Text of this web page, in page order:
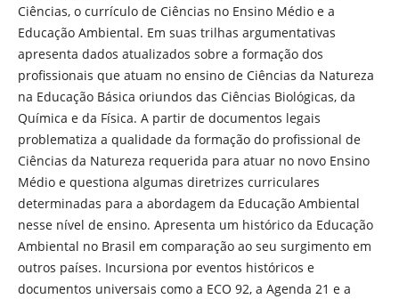
Ciências, o currículo de Ciências no Ensino Médio e a
Educação Ambiental. Em suas trilhas argumentativas
apresenta dados atualizados sobre a formação dos
profissionais que atuam no ensino de Ciências da Natureza
na Educação Básica oriundos das Ciências Biológicas, da
Química e da Física. A partir de documentos legais
problematiza a qualidade da formação do profissional de
Ciências da Natureza requerida para atuar no novo Ensino
Médio e questiona algumas diretrizes curriculares
determinadas para a abordagem da Educação Ambiental
nesse nível de ensino. Apresenta um histórico da Educação
Ambiental no Brasil em comparação ao seu surgimento em
outros países. Incursiona por eventos históricos e
documentos universais como a ECO 92, a Agenda 21 e a